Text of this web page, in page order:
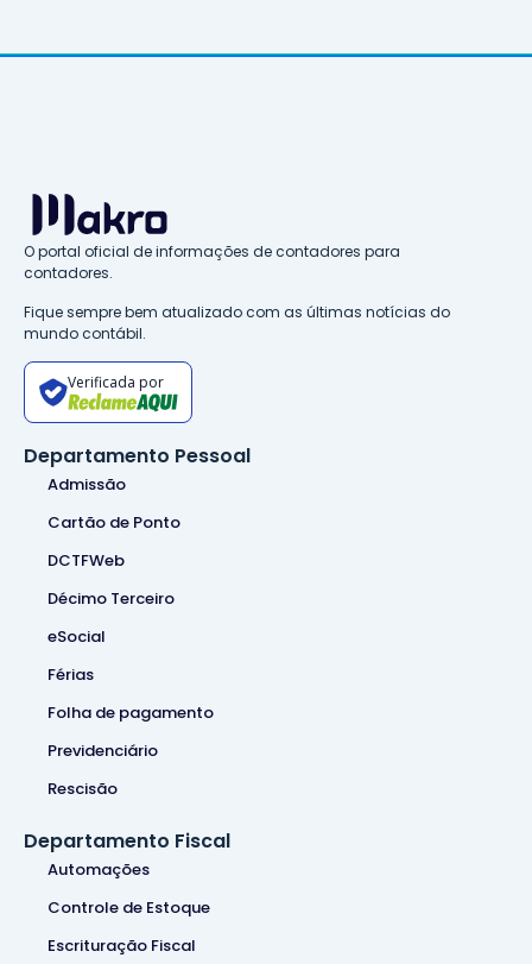
O portal oficial de informações de contadores para
contadores.
Fique sempre bem atualizado com as últimas notícias do
mundo contábil.
Verificada por
Departamento Pessoal
Admissão
Cartão de Ponto
DCTFWeb
Décimo Terceiro
eSocial
Férias
Folha de pagamento
Previdenciário
Rescisão
Departamento Fiscal
Automações
Controle de Estoque
Escrituração Fiscal